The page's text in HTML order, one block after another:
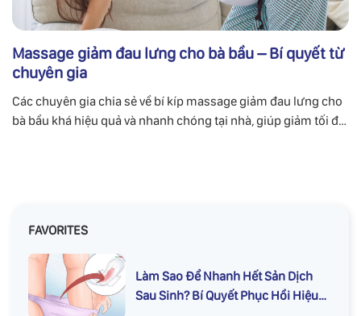
Massage giảm đau lưng cho bà bầu – Bí quyết từ
chuyên gia
Các chuyên gia chia sẻ về bí kíp massage giảm đau lưng cho
bà bầu khá hiệu quả và nhanh chóng tại nhà, giúp giảm tối đa
FAVORITES
Làm Sao Để Nhanh Hết Sản Dịch
Sau Sinh? Bí Quyết Phục Hồi Hiệu